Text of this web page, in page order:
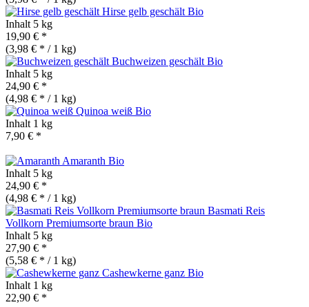
Hirse gelb geschält Bio
Inhalt 5 kg
19,90 € *
(3,98 € * / 1 kg)
Buchweizen geschält Bio
Inhalt 5 kg
24,90 € *
(4,98 € * / 1 kg)
Quinoa weiß Bio
Inhalt 1 kg
7,90 € *
Amaranth Bio
Inhalt 5 kg
24,90 € *
(4,98 € * / 1 kg)
Basmati Reis
Vollkorn Premiumsorte braun Bio
Inhalt 5 kg
27,90 € *
(5,58 € * / 1 kg)
Cashewkerne ganz Bio
Inhalt 1 kg
22,90 € *